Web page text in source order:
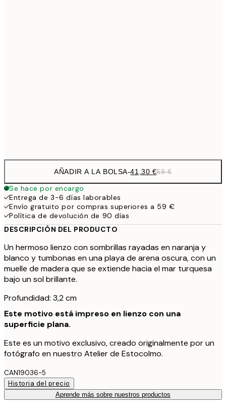
AÑADIR A LA BOLSA-41,30 €59 €
Se hace por encargo
Entrega de 3-6 días laborables
Envío gratuito por compras superiores a 59 €
Política de devolución de 90 días
DESCRIPCIÓN DEL PRODUCTO
Un hermoso lienzo con sombrillas rayadas en naranja y
blanco y tumbonas en una playa de arena oscura, con un
muelle de madera que se extiende hacia el mar turquesa
bajo un sol brillante.
Profundidad: 3,2 cm
Este motivo está impreso en lienzo con una
superficie plana.
Este es un motivo exclusivo, creado originalmente por un
fotógrafo en nuestro Atelier de Estocolmo.
CAN19036-5
Historia del precio
Aprende más sobre nuestros productos